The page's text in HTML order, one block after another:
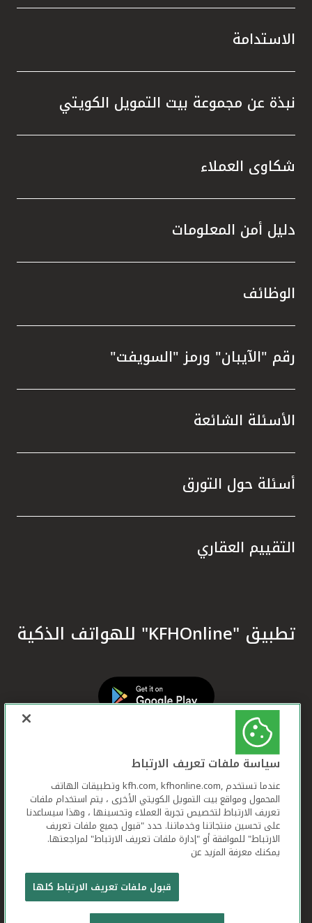
الاستدامة
نبذة عن مجموعة بيت التمويل الكويتي
شكاوى العملاء
دليل أمن المعلومات
الوظائف
رقم "الآيبان" ورمز "السويفت"
الأسئلة الشائعة
أسئلة حول التورق
التقييم العقاري
تطبيق "KFHOnline" للهواتف الذكية
بيت التمويل الكويتي جميع الحقوق محفوظة © 2026
شروط وأحكام استخدام الموقع الإلكتروني
سياسة ملفات تعريف الارتباط
عندما تستخدم ,kfh.com, kfhonline.com وتطبيقات الهاتف
المحمول ومواقع بيت التمويل الكويتي الأخرى ، يتم استخدام ملفات
تعريف الارتباط لتخصيص تجربة العملاء وتحسينها ، وهذا سيساعدنا
على تحسين منتجاتنا وخدماتنا. حدد "قبول جميع ملفات تعريف
الارتباط" للموافقة أو "إدارة ملفات تعريف الارتباط" لمراجعتها.
يمكنك معرفة المزيد عن
قبول ملفات تعريف الارتباط كلها